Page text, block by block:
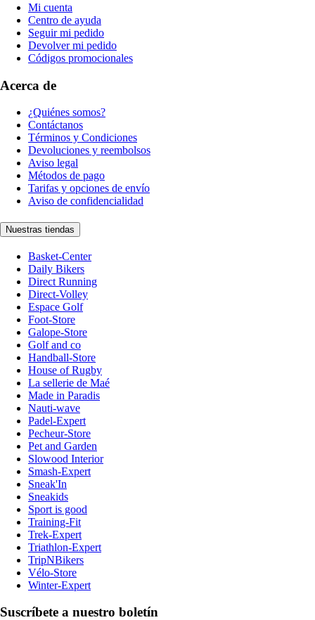
Mi cuenta
Centro de ayuda
Seguir mi pedido
Devolver mi pedido
Códigos promocionales
Acerca de
¿Quiénes somos?
Contáctanos
Términos y Condiciones
Devoluciones y reembolsos
Aviso legal
Métodos de pago
Tarifas y opciones de envío
Aviso de confidencialidad
Nuestras tiendas
Basket-Center
Daily Bikers
Direct Running
Direct-Volley
Espace Golf
Foot-Store
Galope-Store
Golf and co
Handball-Store
House of Rugby
La sellerie de Maé
Made in Paradis
Nauti-wave
Padel-Expert
Pecheur-Store
Pet and Garden
Slowood Interior
Smash-Expert
Sneak'In
Sneakids
Sport is good
Training-Fit
Trek-Expert
Triathlon-Expert
TripNBikers
Vélo-Store
Winter-Expert
Suscríbete a nuestro boletín